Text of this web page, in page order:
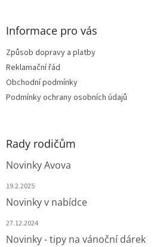
Informace pro vás
Způsob dopravy a platby
Reklamační řád
Obchodní podmínky
Podmínky ochrany osobních údajů
Rady rodičům
Novinky Avova
19.2.2025
Novinky v nabídce
27.12.2024
Novinky - tipy na vánoční dárek